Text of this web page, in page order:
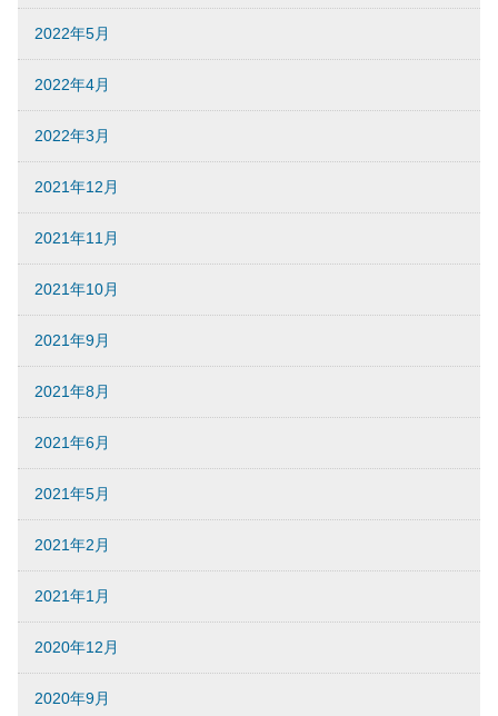
2022年5月
2022年4月
2022年3月
2021年12月
2021年11月
2021年10月
2021年9月
2021年8月
2021年6月
2021年5月
2021年2月
2021年1月
2020年12月
2020年9月